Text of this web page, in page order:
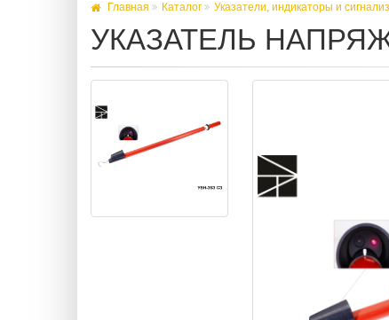
Главная Каталог Указатели, индикаторы и
УКАЗАТЕЛЬ